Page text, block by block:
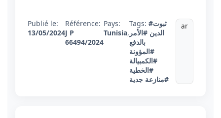
Publié le:
13/05/2024
Référence:
J P
66494/2024
Pays:
Tunisia,
Tags: #ثبوت
الدين #الأمر
بالدفع
#المؤونة
#الكمبيالة
#الخطية
#منازعة جدية
ar